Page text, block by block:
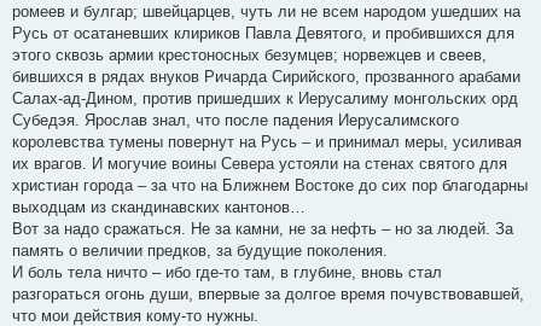
ромеев и булгар; швейцарцев, чуть ли не всем народом ушедших на
Русь от осатаневших клириков Павла Девятого, и пробившихся для
этого сквозь армии крестоносных безумцев; норвежцев и свеев,
бившихся в рядах внуков Ричарда Сирийского, прозванного арабами
Салах-ад-Дином, против пришедших к Иерусалиму монгольских орд
Субедэя. Ярослав знал, что после падения Иерусалимского
королевства тумены повернут на Русь – и принимал меры, усиливая
их врагов. И могучие воины Севера устояли на стенах святого для
христиан города – за что на Ближнем Востоке до сих пор благодарны
выходцам из скандинавских кантонов…
Вот за надо сражаться. Не за камни, не за нефть – но за людей. За
память о величии предков, за будущие поколения.
И боль тела ничто – ибо где-то там, в глубине, вновь стал
разгораться огонь души, впервые за долгое время почувствовавшей,
что мои действия кому-то нужны.